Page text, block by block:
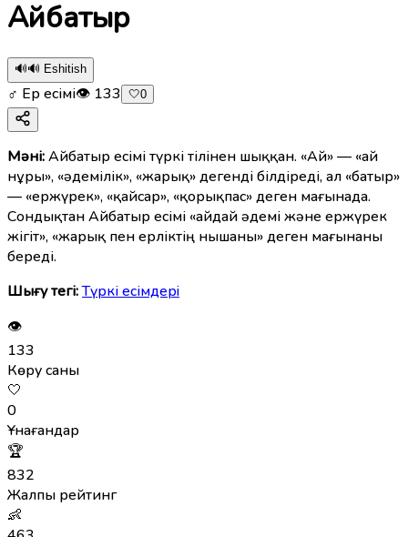
Айбатыр
🔊🔊 Eshitish
♂ Ер есімі👁 133 🤍0
Мәні:Айбатыр есімі түркі тілінен шыққан. «Ай» — «ай
нұры», «әдемілік», «жарық» дегенді білдіреді, ал «батыр»
— «ержүрек», «қайсар», «қорықпас» деген мағынада.
Сондықтан Айбатыр есімі «айдай әдемі және ержүрек
жігіт», «жарық пен ерліктің нышаны» деген мағынаны
береді.
Шығу тегі:Түркі есімдерi
👁
133
Көру саны
🤍
0
Ұнағандар
🏆
832
Жалпы рейтинг
👶